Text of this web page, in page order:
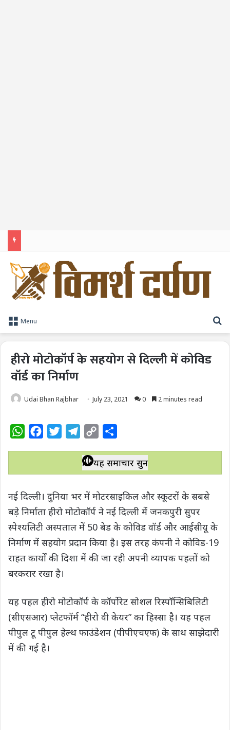
Menu
हीरो मोटोकॉर्प के सहयोग से दिल्ली में कोविड
वॉर्ड का निर्माण
Udai Bhan Rajbhar July 23, 2021 0 2 minutes read
W
t
A
p
p
e
o
o
k
t
e
r
l
e
r
a
m
p
y
i
n
k
a
r
यह समाचार सुनें
नई दिल्ली। दुनिया भर में मोटरसाइकिल और स्कूटरों के सबसे
बड़े निर्माता हीरो मोटोकॉर्प ने नई दिल्ली में जनकपुरी सुपर
स्पेश्‍यलिटी अस्पताल में 50 बेड के कोविड वॉर्ड और आईसीयू के
निर्माण में सहयोग प्रदान किया है। इस तरह कंपनी ने कोविड-19
राहत कार्यों की दिशा में की जा रही अपनी व्‍यापक पहलों को
बरकरार रखा है।
यह पहल हीरो मोटोकॉर्प के कॉर्पोरेट सोशल रिस्‍पॉन्सिबिलिटी
(सीएसआर) प्लेटफॉर्म “हीरो वी केयर” का हिस्सा है। यह पहल
पीपुल टू पीपुल हेल्थ फाउंडेशन (पीपीएचएफ) के साथ साझेदारी
में की गई है।